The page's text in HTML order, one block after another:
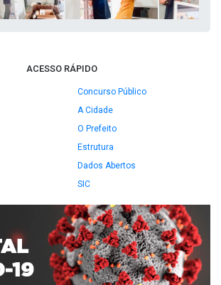
ACESSO RÁPIDO
Concurso Público
A Cidade
O Prefeito
Estrutura
Dados Abertos
SIC